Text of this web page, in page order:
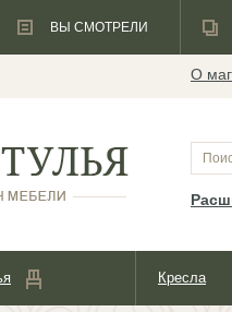
О
Кресла
ВЫ СМОТРЕЛИ